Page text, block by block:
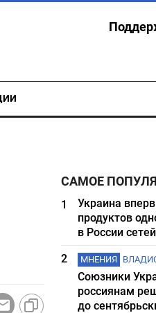
САМОЕ
1
Украина
продуктов
в России
2
МНЕНИЯ
Союзники
россиянам
до